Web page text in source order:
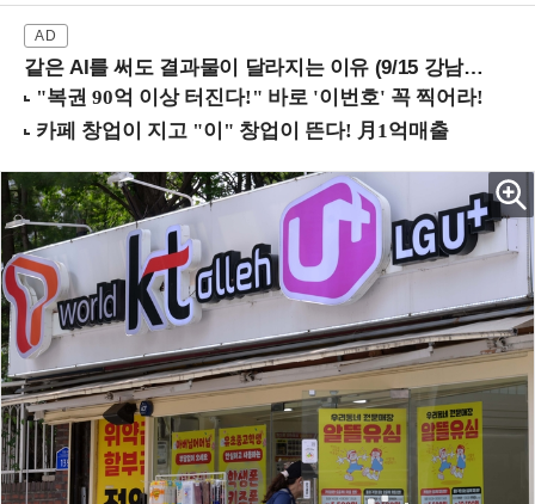
같은 AI를 써도 결과물이 달라지는 이유 (9/15 강남역)